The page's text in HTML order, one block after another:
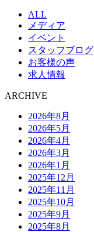
ALL
メディア
イベント
スタッフブログ
お客様の声
求人情報
ARCHIVE
2026年8月
2026年5月
2026年4月
2026年3月
2026年1月
2025年12月
2025年11月
2025年10月
2025年9月
2025年8月